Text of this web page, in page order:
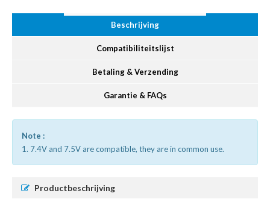
Beschrijving
Compatibiliteitslijst
Betaling & Verzending
Garantie & FAQs
Note :
1. 7.4V and 7.5V are compatible, they are in common use.
Productbeschrijving